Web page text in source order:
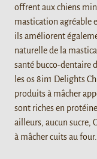
offrent aux chiens
mastication agréable
ils améliorent
naturelle de la
santé bucco-dentaire
les os 8in1 Delights
produits à mâcher
sont riches en
ailleurs, aucun sucre,
à mâcher cuits au four.